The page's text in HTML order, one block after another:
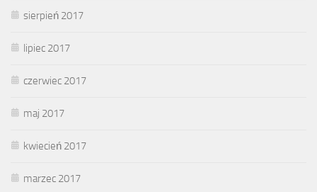
sierpień 2017
lipiec 2017
czerwiec 2017
maj 2017
kwiecień 2017
marzec 2017